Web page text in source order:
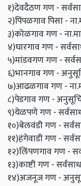
१)देवदैठण गण -
२)पिंपळगाव पिसा -
३)कोळगाव गण -
४)घारगाव गण -
५)मांडवगण गण -
६)भानगाव गण -
७)आढळगाव गण -
८)पेडगाव गण -
९)येळपणे गण -
१०)बेलवंडी गण -
११)हंगेवाडी गण -
१२)लिंपणगाव गण -
१३)काष्टी गण -
१४)अजनूज गण -